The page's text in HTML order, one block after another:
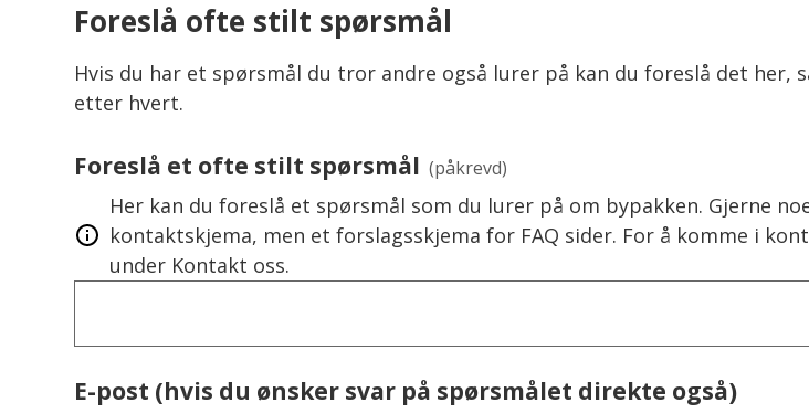
Foreslå ofte stilt spørsmål
Hvis du har et spørsmål du tror andre også lurer på kan du foreslå det her,
etter hvert.
Foreslå et ofte stilt spørsmål (påkrevd)
Her kan du foreslå et spørsmål som du lurer på om bypakken. Gjerne
kontaktskjema, men et forslagsskjema for FAQ sider. For å komme i
under Kontakt oss.
E-post (hvis du ønsker svar på spørsmålet direkte også)